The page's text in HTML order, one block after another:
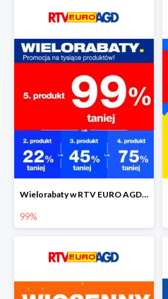
Wielorabaty w RTV EURO AGD - piąty produkt nawet 99% taniej
99%